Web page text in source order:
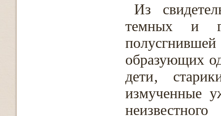
Из
темных и
образующих
дети‚
измученные